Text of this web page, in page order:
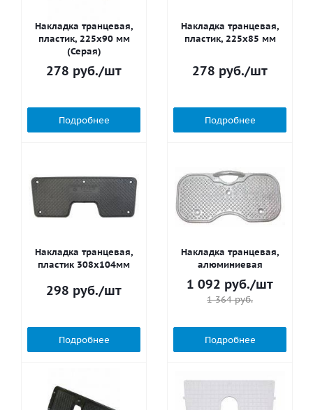
Накладка транцевая,
пластик, 225x90 мм
(Серая)
278 руб./шт
Подробнее
Накладка транцевая,
пластик, 225x85 мм
278 руб./шт
Подробнее
Накладка транцевая,
пластик 308х104мм
298 руб./шт
Подробнее
Накладка транцевая,
алюминиевая
1 092 руб./шт
1 364руб.
Подробнее